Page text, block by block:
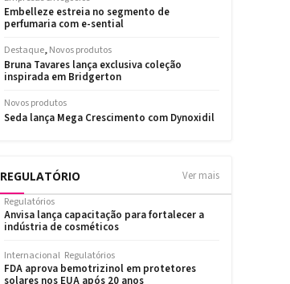
REGULATÓRIO Ver mais
Regulatórios
Anvisa lança capacitação para fortalecer a
indústria de cosméticos
Internacional Regulatórios
FDA aprova bemotrizinol em protetores
solares nos EUA após 20 anos